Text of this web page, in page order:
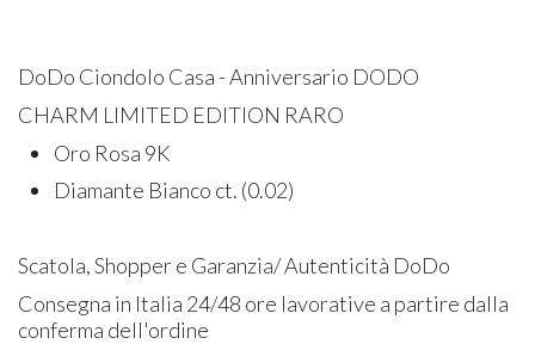
DoDo Ciondolo Casa - Anniversario DODO
CHARM LIMITED EDITION RARO
Oro Rosa 9K
Diamante Bianco ct. (0.02)
Scatola, Shopper e Garanzia/ Autenticità DoDo
Consegna in Italia 24/48 ore lavorative a partire dalla
conferma dell'ordine